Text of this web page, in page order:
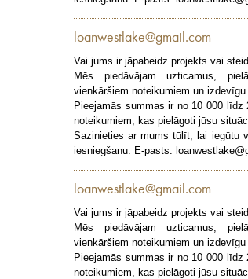
loanwestlake@gmail.com
Vai jums ir jāpabeidz projekts vai
Mēs piedāvājam uzticamus,
vienkāršiem noteikumiem un
Pieejamās summas ir no 10 000
noteikumiem, kas pielāgoti jūsu
Sazinieties ar mums tūlīt, lai iegūtu
iesniegšanu. E-pasts:
loanwestlake@gmail.com
Vai jums ir jāpabeidz projekts vai
Mēs piedāvājam uzticamus,
vienkāršiem noteikumiem un
Pieejamās summas ir no 10 000
noteikumiem, kas pielāgoti jūsu